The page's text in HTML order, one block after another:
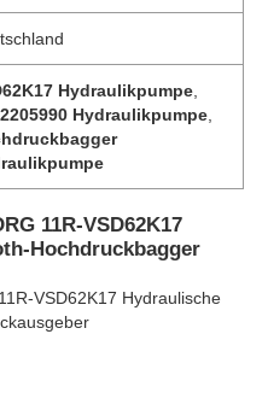
Hydraulikpumpe
Hydraulikpumpe
11R-VSD62K17
Hochdruckbagger
VSD62K17 Hydraulische